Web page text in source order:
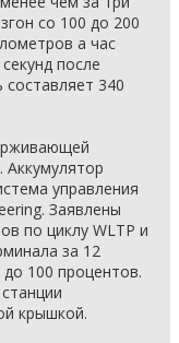
со 100 до 200
а час
после
составляет 340
управления
Заявлены
по циклу WLTP и
за 12
100 процентов.
крышкой.